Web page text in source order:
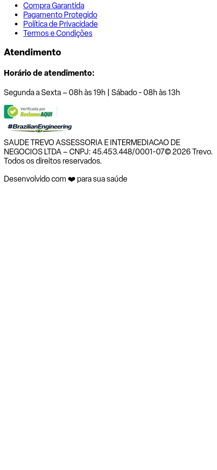
Compra Garantida
Pagamento Protegido
Política de Privacidade
Termos e Condições
Atendimento
Horário de atendimento:
Segunda a Sexta – 08h às 19h | Sábado - 08h às 13h
SAUDE TREVO ASSESSORIA E INTERMEDIACAO DE
NEGOCIOS LTDA – CNPJ: 45.453.448/0001-07© 2026 Trevo.
Todos os direitos reservados.
Desenvolvido com ❤️ para sua saúde